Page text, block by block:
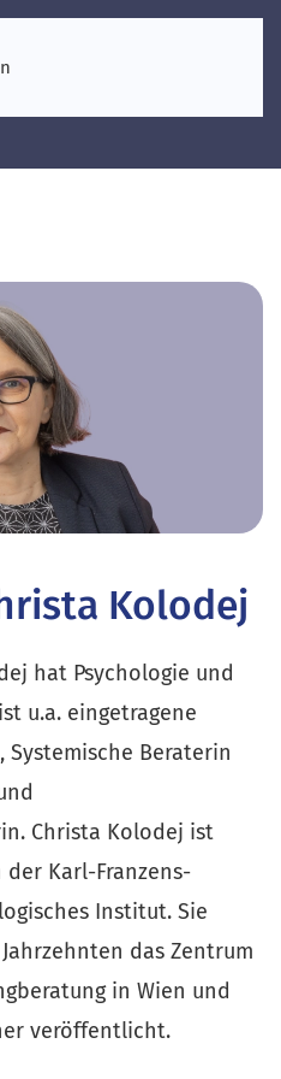
Kolodej
hat Psychologie und
u.a. eingetragene
Systemische Beraterin
Christa Kolodej ist
Karl-Franzens-
Institut. Sie
das Zentrum
in Wien und
veröffentlicht.